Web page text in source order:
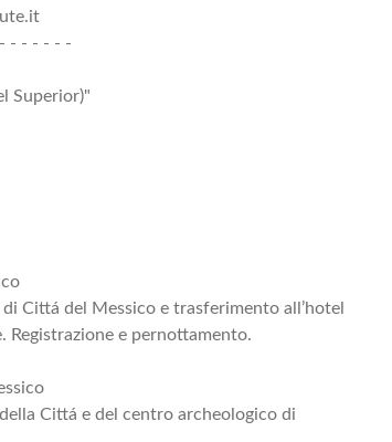
- - - - - -
Superior)"
Cittá del Messico e trasferimento all’hotel
Registrazione e pernottamento.
Cittá e del centro archeologico di